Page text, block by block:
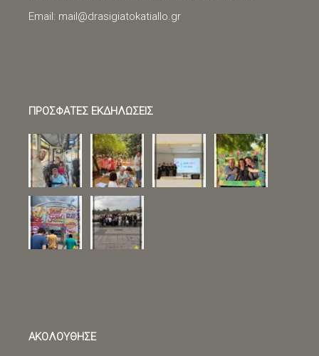
Email: mail@drasigiatokatiallo.gr
ΠΡΟΣΦΑΤΕΣ ΕΚΔΗΛΩΣΕΙΣ
ΑΚΟΛΟΥΘΗΣΕ